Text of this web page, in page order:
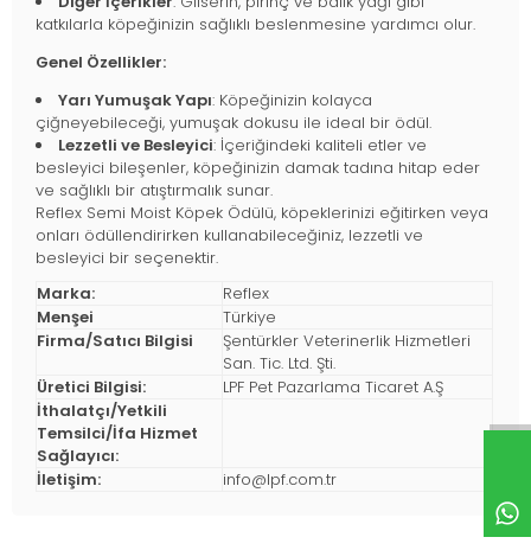
katkılarla köpeğinizin sağlıklı beslenmesine yardımcı olur.
Genel Özellikler:
Yarı Yumuşak Yapı: Köpeğinizin kolayca
çiğneyebileceği, yumuşak dokusu ile ideal bir ödül.
Lezzetli ve Besleyici: İçeriğindeki kaliteli etler ve
besleyici bileşenler, köpeğinizin damak tadına hitap eder
ve sağlıklı bir atıştırmalık sunar.
Reflex Semi Moist Köpek Ödülü, köpeklerinizi eğitirken veya
onları ödüllendirirken kullanabileceğiniz, lezzetli ve
besleyici bir seçenektir.
Marka:
Reflex
Menşei
Türkiye
Firma/Satıcı Bilgisi
Şentürkler Veterinerlik Hizmetleri
San. Tic. Ltd. Şti.
Üretici Bilgisi:
LPF Pet Pazarlama Ticaret A.Ş
İthalatçı/Yetkili
Temsilci/İfa Hizmet
Sağlayıcı:
İletişim:
info@lpf.com.tr